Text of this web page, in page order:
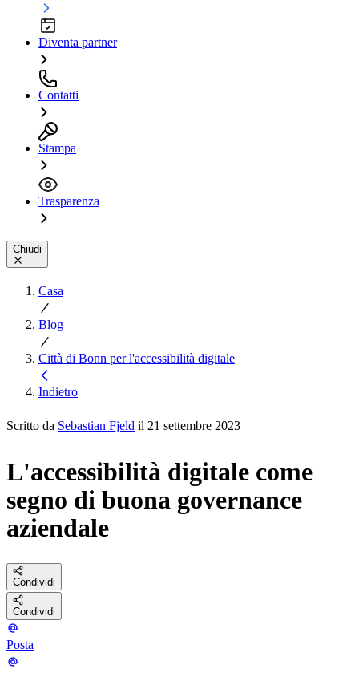
Diventa partner
Contatti
Stampa
Trasparenza
Chiudi
Casa
Blog
Città di Bonn per l'accessibilità digitale
Indietro
Scritto da Sebastian Fjeld il 21 settembre 2023
L'accessibilità digitale come
segno di buona governance
aziendale
Condividi
Condividi
Posta